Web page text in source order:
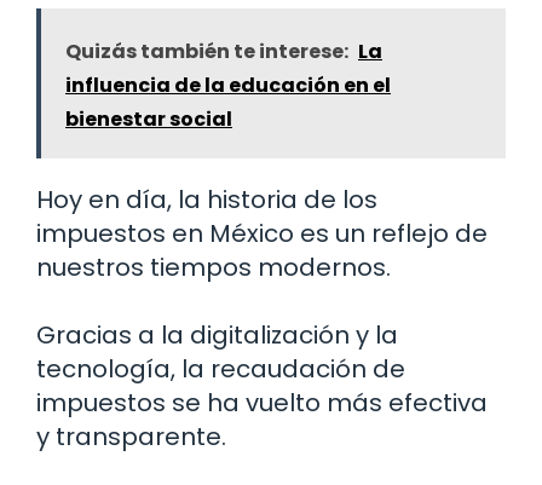
Quizás también te interese: La
influencia de la educación en el
bienestar social
Hoy en día, la historia de los
impuestos en México es un reflejo de
nuestros tiempos modernos.
Gracias a la digitalización y la
tecnología, la recaudación de
impuestos se ha vuelto más efectiva
y transparente.